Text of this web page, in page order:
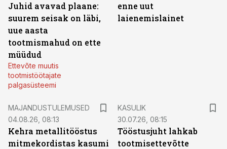
Juhid avavad plaane:
suurem seisak on läbi,
uue aasta
tootmismahud on ette
müüdud
Ettevõte muutis
tootmistöötajate
palgasüsteemi
enne uut
laienemislainet
MAJANDUSTULEMUSED
04.08.26, 08:13
Kehra metallitööstus
mitmekordistas kasumi
KASULIK
30.07.26, 08:15
Tööstusjuht lahkab
tootmisettevõtte